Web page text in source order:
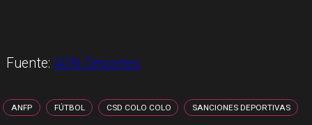
Fuente:ADN Deportes
ANFP FÚTBOL CSD COLO COLO SANCIONES DEPORTIVAS